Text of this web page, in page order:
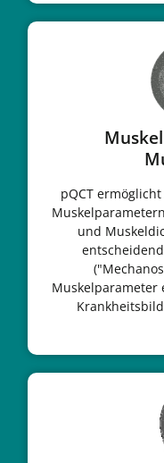
pQCT
und